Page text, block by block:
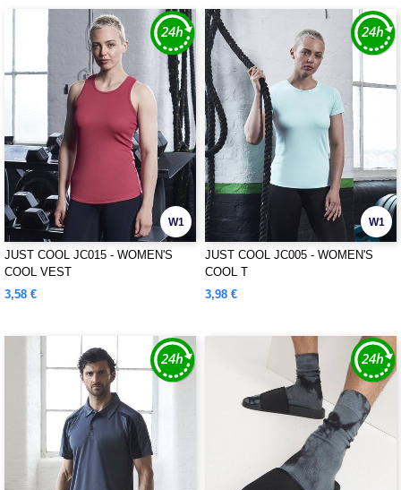
W1
JUST COOL JC015 - WOMEN'S
COOL VEST
3,58 €
W1
JUST COOL JC005 - WOMEN'S
COOL T
3,98 €